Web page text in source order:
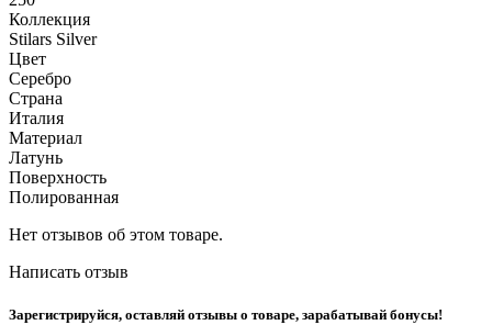
Коллекция
Stilars Silver
Цвет
Серебро
Страна
Италия
Материал
Латунь
Поверхность
Полированная
Нет отзывов об этом товаре.
Написать отзыв
Зарегистрируйся, оставляй отзывы о товаре, зарабатывай бонусы!